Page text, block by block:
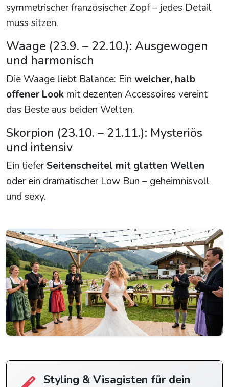
symmetrischer französischer Zopf – jedes Detail
muss sitzen.
Waage (23.9. – 22.10.): Ausgewogen
und harmonisch
Die Waage liebt Balance: Ein weicher, halb
offener Look mit dezenten Accessoires vereint
das Beste aus beiden Welten.
Skorpion (23.10. – 21.11.): Mysteriös
und intensiv
Ein tieferSeitenscheitel mit glatten Wellen
oder ein dramatischer Low Bun – geheimnisvoll
und sexy.
Styling & Visagisten für dein